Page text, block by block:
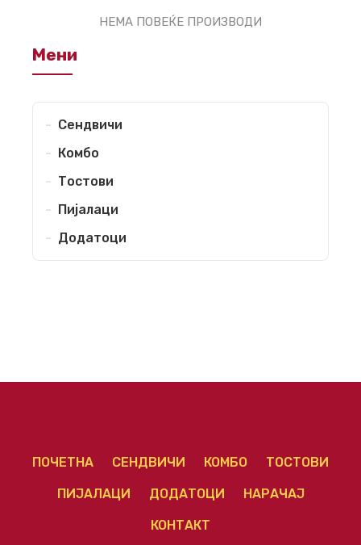
НЕМА ПОВЕЌЕ ПРОИЗВОДИ
Мени
Сендвичи
Комбо
Тостови
Пијалаци
Додатоци
ПОЧЕТНА СЕНДВИЧИ КОМБО ТОСТОВИ
ПИЈАЛАЦИ ДОДАТОЦИ НАРАЧАЈ
КОНТАКТ